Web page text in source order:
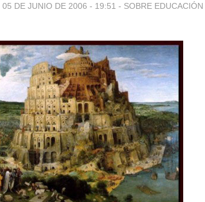
05 DE JUNIO DE 2006 - 19:51 - SOBRE EDUCACIÓN